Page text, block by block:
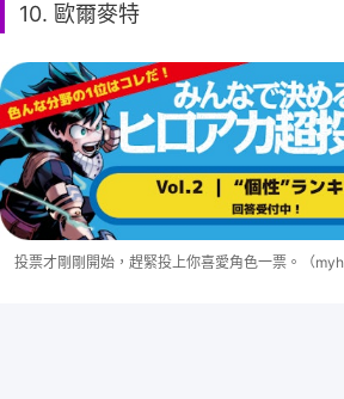
10. 歐爾麥特
投票才剛剛開始，趕緊投上你喜愛角色一票。（